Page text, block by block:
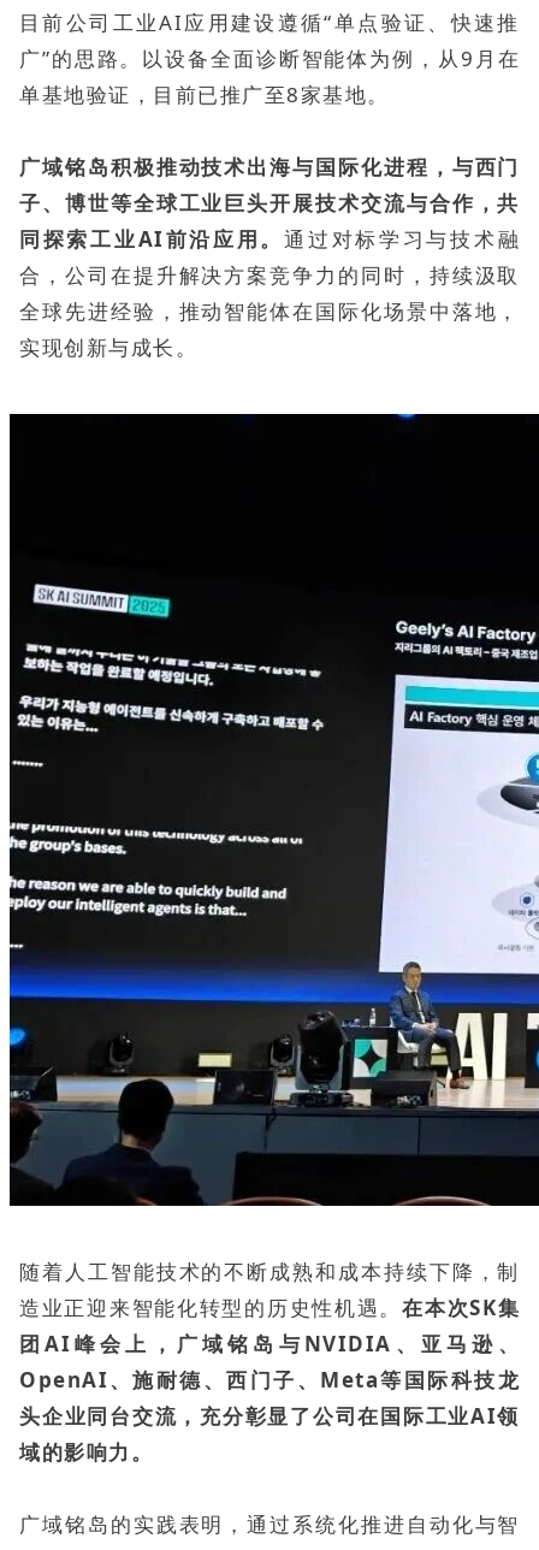
目前公司工业AI应用建设遵循“单点验证、快速推
广”的思路。以设备全面诊断智能体为例，从9月在
单基地验证，目前已推广至8家基地。
广域铭岛积极推动技术出海与国际化进程，与西门
子、博世等全球工业巨头开展技术交流与合作，共
同探索工业AI前沿应用。通过对标学习与技术融
合，公司在提升解决方案竞争力的同时，持续汲取
全球先进经验，推动智能体在国际化场景中落地，
实现创新与成长。
随着人工智能技术的不断成熟和成本持续下降，制
造业正迎来智能化转型的历史性机遇。在本次SK集
团AI峰会上，广域铭岛与NVIDIA、亚马逊、
OpenAI、施耐德、西门子、Meta等国际科技龙
头企业同台交流，充分彰显了公司在国际工业AI领
域的影响力。
广域铭岛的实践表明，通过系统化推进自动化与智